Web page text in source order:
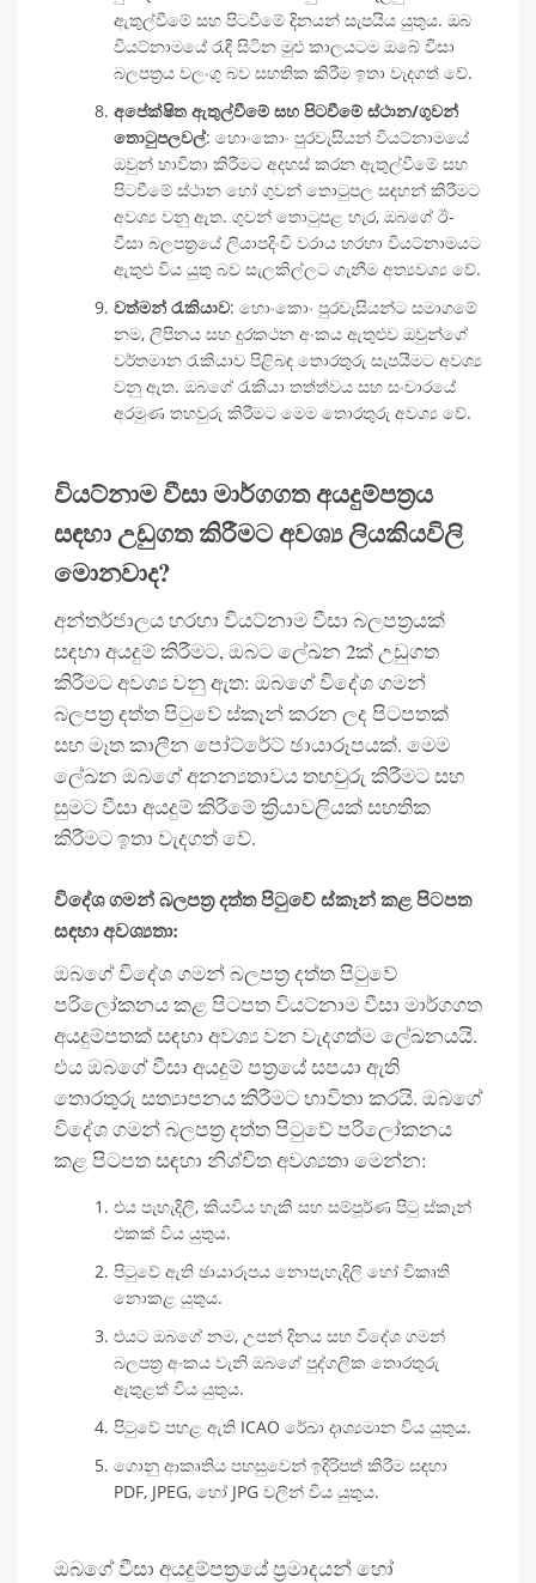
ඇතුල්වීමේ සහ පිටවීමේ දිනයන් සැපයිය යුතුය. ඔබ
වියට්නාමයේ රැඳී සිටින මුළු කාලයටම ඔබේ වීසා
බලපත්‍රය වලංගු බව සහතික කිරීම ඉතා වැදගත් වේ.
අපේක්ෂිත ඇතුල්වීමේ සහ පිටවීමේ ස්ථාන/ගුවන්
තොටුපලවල්: හොංකොං පුරවැසියන් වියට්නාමයේ
ඔවුන් භාවිතා කිරීමට අදහස් කරන ඇතුල්වීමේ සහ
පිටවීමේ ස්ථාන හෝ ගුවන් තොටුපල සඳහන් කිරීමට
අවශ්‍ය වනු ඇත. ගුවන් තොටුපළ හැර, ඔබගේ ඊ-
වීසා බලපත්‍රයේ ලියාපදිංචි වරාය හරහා වියට්නාමයට
ඇතුළු විය යුතු බව සැලකිල්ලට ගැනීම අත්‍යවශ්‍ය වේ.
වත්මන් රැකියාව: හොංකොං පුරවැසියන්ට සමාගමේ
නම, ලිපිනය සහ දුරකථන අංකය ඇතුළුව ඔවුන්ගේ
වර්තමාන රැකියාව පිළිබඳ තොරතුරු සැපයීමට අවශ්‍ය
වනු ඇත. ඔබගේ රැකියා තත්ත්වය සහ සංචාරයේ
අරමුණ තහවුරු කිරීමට මෙම තොරතුරු අවශ්‍ය වේ.
වියට්නාම වීසා මාර්ගගත අයදුම්පත්‍රය
සඳහා උඩුගත කිරීමට අවශ්‍ය ලියකියවිලි
මොනවාද?
අන්තර්ජාලය හරහා වියට්නාම වීසා බලපත්‍රයක්
සඳහා අයදුම් කිරීමට, ඔබට ලේඛන 2ක් උඩුගත
කිරීමට අවශ්‍ය වනු ඇත: ඔබගේ විදේශ ගමන්
බලපත්‍ර දත්ත පිටුවේ ස්කෑන් කරන ලද පිටපතක්
සහ මෑත කාලීන පෝට්රේට් ඡායාරූපයක්. මෙම
ලේඛන ඔබගේ අනන්‍යතාවය තහවුරු කිරීමට සහ
සුමට වීසා අයදුම් කිරීමේ ක්‍රියාවලියක් සහතික
කිරීමට ඉතා වැදගත් වේ.
විදේශ ගමන් බලපත්‍ර දත්ත පිටුවේ ස්කෑන් කළ පිටපත
සඳහා අවශ්‍යතා:
ඔබගේ විදේශ ගමන් බලපත්‍ර දත්ත පිටුවේ
පරිලෝකනය කළ පිටපත වියට්නාම වීසා මාර්ගගත
අයදුම්පතක් සඳහා අවශ්‍ය වන වැදගත්ම ලේඛනයයි.
එය ඔබගේ වීසා අයදුම් පත්‍රයේ සපයා ඇති
තොරතුරු සත්‍යාපනය කිරීමට භාවිතා කරයි. ඔබගේ
විදේශ ගමන් බලපත්‍ර දත්ත පිටුවේ පරිලෝකනය
කළ පිටපත සඳහා නිශ්චිත අවශ්‍යතා මෙන්න:
එය පැහැදිලි, කියවිය හැකි සහ සම්පූර්ණ පිටු ස්කෑන්
එකක් විය යුතුය.
පිටුවේ ඇති ඡායාරූපය නොපැහැදිලි හෝ විකෘති
නොකළ යුතුය.
එයට ඔබගේ නම, උපන් දිනය සහ විදේශ ගමන්
බලපත්‍ර අංකය වැනි ඔබගේ පුද්ගලික තොරතුරු
ඇතුළත් විය යුතුය.
පිටුවේ පහළ ඇති ICAO රේඛා දෘශ්‍යමාන විය යුතුය.
ගොනු ආකෘතිය පහසුවෙන් ඉදිරිපත් කිරීම සඳහා
PDF, JPEG, හෝ JPG වලින් විය යුතුය.
ඔබගේ වීසා අයදුම්පත්‍රයේ ප්‍රමාදයන් හෝ